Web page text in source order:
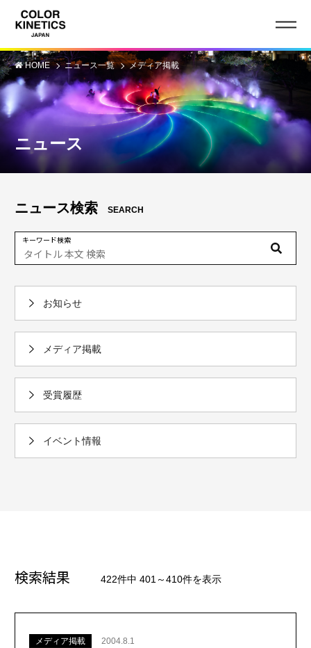
HOME ニュース一覧 メディア掲載
ニュース
ニュース検索 SEARCH
キーワード検索
お知らせ
メディア掲載
受賞履歴
イベント情報
検索結果 422件中 401～410件を表示
メディア掲載 2004.8.1